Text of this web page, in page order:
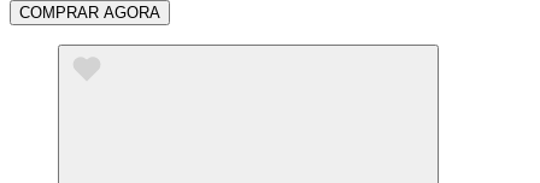
COMPRAR AGORA